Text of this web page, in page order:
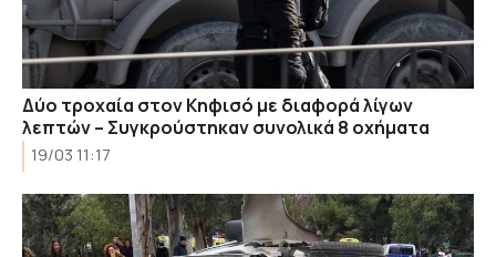
Δύο τροχαία στον Κηφισό με διαφορά λίγων
λεπτών – Συγκρούστηκαν συνολικά 8 οχήματα
19/03 11:17